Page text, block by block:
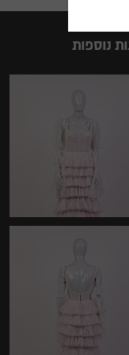
נוספות